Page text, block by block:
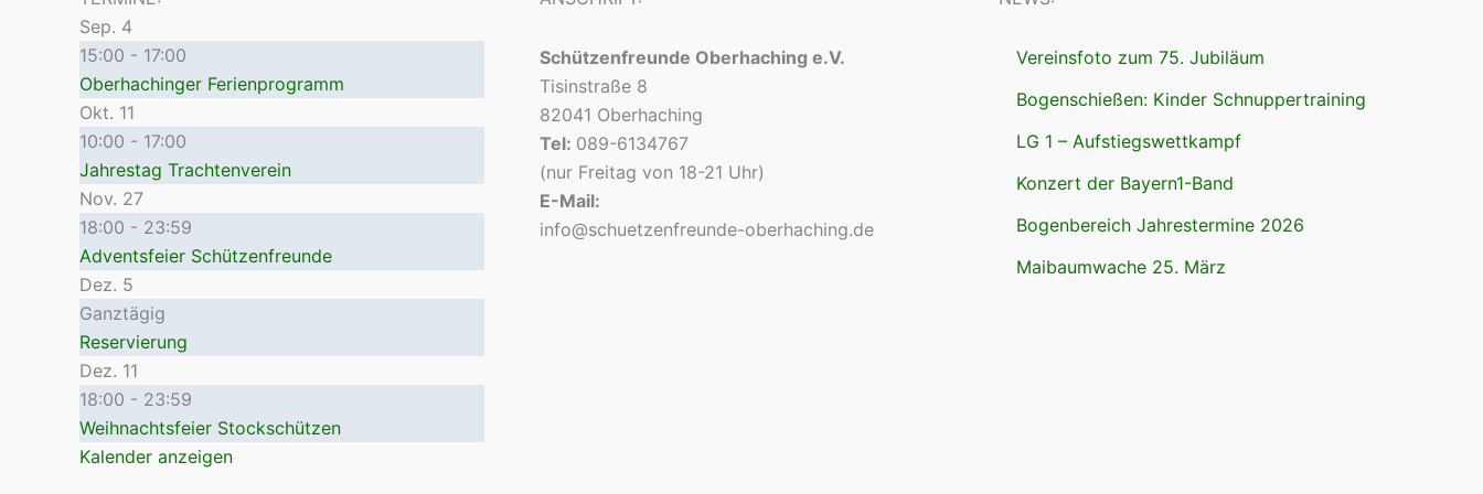
Sep. 4
15:00 - 17:00
Oberhachinger Ferienprogramm
Okt. 11
10:00 - 17:00
Jahrestag Trachtenverein
Nov. 27
18:00 - 23:59
Adventsfeier Schützenfreunde
Dez. 5
Ganztägig
Reservierung
Dez. 11
18:00 - 23:59
Weihnachtsfeier Stockschützen
Kalender anzeigen
Schützenfreunde Oberhaching e.V.
Tisinstraße 8
82041 Oberhaching
Tel: 089-6134767
(nur Freitag von 18-21 Uhr)
E-Mail:
info@schuetzenfreunde-oberhaching.de
Vereinsfoto zum 75. Jubiläum
Bogenschießen: Kinder Schnuppertraining
LG 1 – Aufstiegswettkampf
Konzert der Bayern1-Band
Bogenbereich Jahrestermine 2026
Maibaumwache 25. März